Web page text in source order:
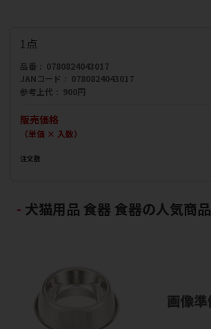
1点
品番
0780824043017
JANコード
0780824043017
参考上代
900円
販売価格
（単価 × 入数）
注文数
犬猫用品 食器 食器の人気商品